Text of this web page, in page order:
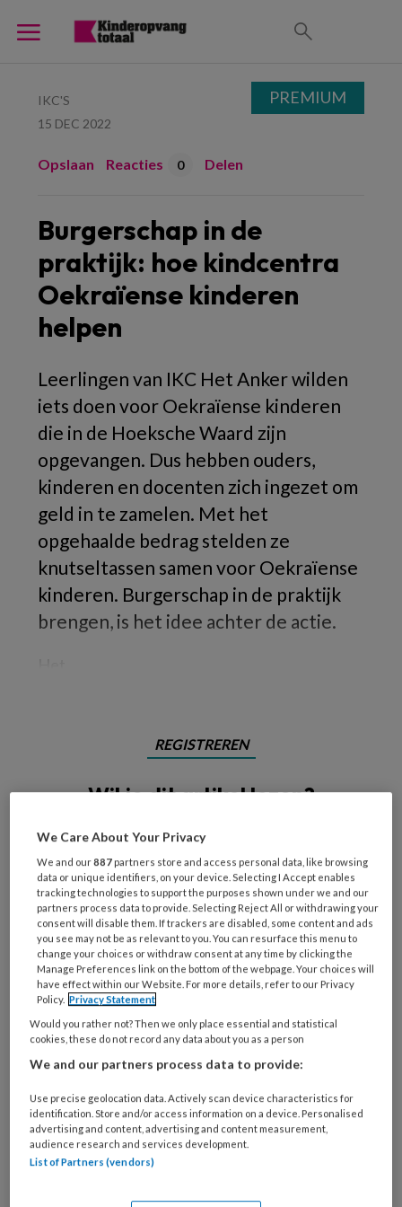
IKC'S
15 DEC 2022
Opslaan Reacties 0 Delen
Burgerschap in de
praktijk: hoe kindcentra
Oekraïense kinderen
helpen
Leerlingen van IKC Het Anker wilden
iets doen voor Oekraïense kinderen
die in de Hoeksche Waard zijn
opgevangen. Dus hebben ouders,
kinderen en docenten zich ingezet om
geld in te zamelen. Met het
opgehaalde bedrag stelden ze
knutseltassen samen voor Oekraïense
kinderen. Burgerschap in de praktijk
brengen, is het idee achter de actie.
REGISTREREN
Wil je dit artikel lezen?
Maak gratis een account aan en lees 2
artikelen gratis per maand
Al een account of abonnement?Log dan in
Wat
is
je
mailadres?
Kies
je
wachtwoord* *
Kies
je
functie *
Bij
PREMIUM
We Care About Your Privacy
We and our887 partners store and access personal data, like browsing
data or unique identifiers, on your device. Selecting I Accept enables
tracking technologies to support the purposes shown under we and our
partners process data to provide. Selecting Reject All or withdrawing your
consent will disable them. If trackers are disabled, some content and ads
you see may not be as relevant to you. You can resurface this menu to
change your choices or withdraw consent at any time by clicking the
Manage Preferences link on the bottom of the webpage. Your choices will
have effect within our Website. For more details, refer to our Privacy
Policy. Privacy Statement
Would you rather not? Then we only place essential and statistical
cookies, these do not record any data about you as a person
We and our partners process data to provide:
Use precise geolocation data. Actively scan device characteristics for
identification. Store and/or access information on a device. Personalised
advertising and content, advertising and content measurement,
audience research and services development.
List of Partners (vendors)